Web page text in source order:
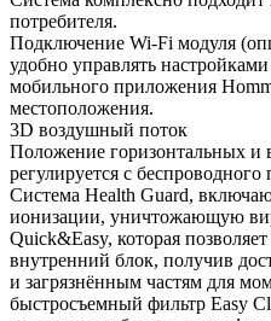
потребителя.
Подключение Wi-Fi модуля
удобно управлять
мобильного приложения
местоположения.
3D воздушный поток
Положение горизонтальных и
регулируется с беспроводного
Система Health Guard,
ионизации, уничтожающую
Quick&Easy, которая
внутренний блок, получив
и загрязнённым частям для
быстросъемный фильтр Easy